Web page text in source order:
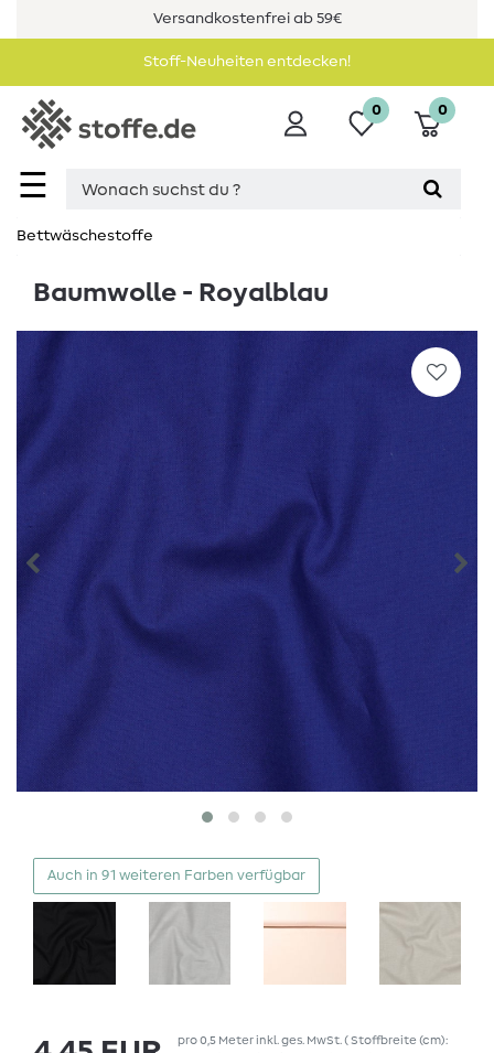
Versandkostenfrei ab 59€
Stoff-Neuheiten entdecken!
☰
0 0
Bettwäschestoffe
Baumwolle - Royalblau
Auch in 91 weiteren Farben verfügbar
pro0,5 Meterinkl. ges. MwSt. ( Stoffbreite (cm):